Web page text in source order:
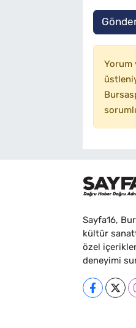
Yorum
Sayfa16,
kültür
özel
deneyimi